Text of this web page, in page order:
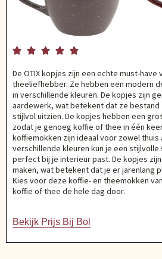
    
De OTIX kopjes zijn een echte must-have
theeliefhebber. Ze hebben een modern
in verschillende kleuren. De kopjes zijn
aardewerk, wat betekent dat ze
stijlvol uitzien. De kopjes hebben een
zodat je genoeg koffie of thee in één
koffiemokken zijn ideaal voor zowel thuis
verschillende kleuren kun je een
perfect bij je interieur past. De kopjes
maken, wat betekent dat je er jarenlang
Kies voor deze koffie- en theemokken
koffie of thee de hele dag door.
Bekijk Prijs Bij Bol